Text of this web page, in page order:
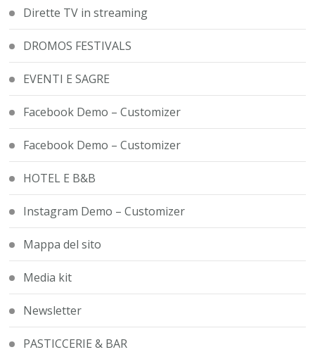
Dirette TV in streaming
DROMOS FESTIVALS
EVENTI E SAGRE
Facebook Demo – Customizer
Facebook Demo – Customizer
HOTEL E B&B
Instagram Demo – Customizer
Mappa del sito
Media kit
Newsletter
PASTICCERIE & BAR